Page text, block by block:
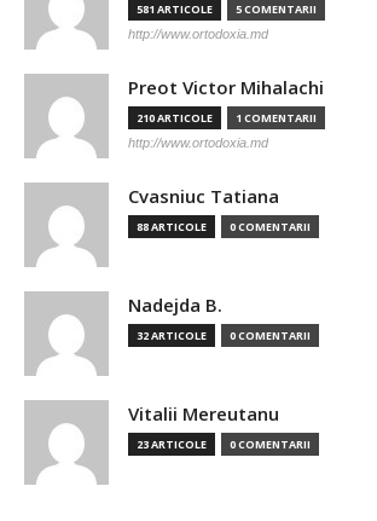
581 ARTICOLE 5 COMENTARII
http://www.ortodoxia.md
Preot Victor Mihalachi
210 ARTICOLE 1 COMENTARII
http://www.ortodoxia.md
Cvasniuc Tatiana
88 ARTICOLE 0 COMENTARII
Nadejda B.
32 ARTICOLE 0 COMENTARII
Vitalii Mereutanu
23 ARTICOLE 0 COMENTARII